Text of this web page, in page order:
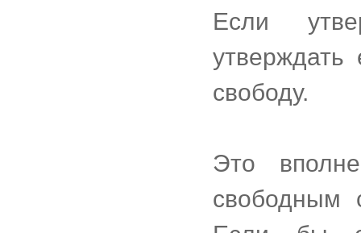
Если
свободу.
Это
свободным